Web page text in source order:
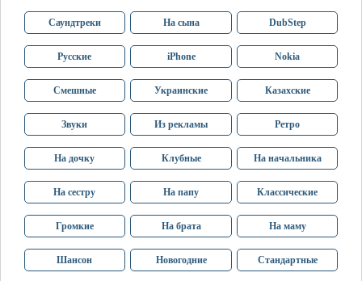
Саундтреки На сына DubStep
Русские iPhone Nokia
Смешные Украинские Казахские
Звуки Из рекламы Ретро
На дочку Клубные На начальника
На сестру На папу Классические
Громкие На брата На маму
Шансон Новогодние Стандартные